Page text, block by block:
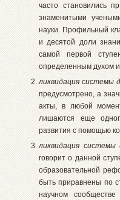
часто становились
знаменитыми
науки. Профильный
и десятой доли
самой первой
определенным духом и
ликвидация системы
предусмотрено, а
акты, в любой
лишаются еще
развития с помощью
ликвидация системы
говорит о данной
образовательной
быть приравнены по
научном